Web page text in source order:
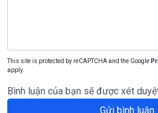
This site is protected by reCAPTCHA and the Google
apply.
Bình luận của bạn sẽ được xét
Gửi bình luận